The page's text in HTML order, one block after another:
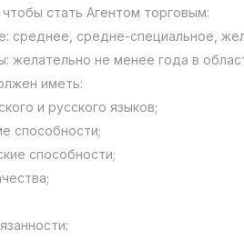
стать Агентом торговым:
среднее, средне-специальное,
желательно не менее года в
иметь:
и русского языков;
способности;
способности;